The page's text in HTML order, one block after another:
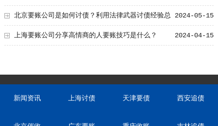
2024-05-15
北京要账公司是如何讨债？利用法律武器讨债经验总
结！ 2024-04-15
上海要账公司分享高情商的人要账技巧是什么？
新闻资讯 上海讨债 天津要债 西安追债